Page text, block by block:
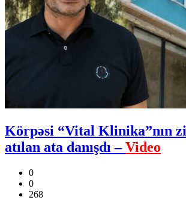
Körpəsi “Vital Klinika”nın
atılan ata danışdı –Video
0
0
268